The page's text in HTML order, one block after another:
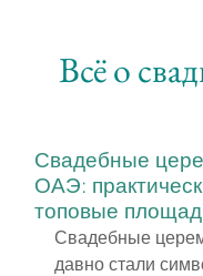
Всё о
Свадебные
ОАЭ:
топовые
Свадебные
давно стали